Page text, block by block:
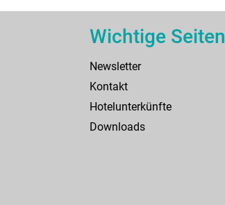
Wichtige Seiten
Newsletter
Kontakt
Hotelunterkünfte
Downloads